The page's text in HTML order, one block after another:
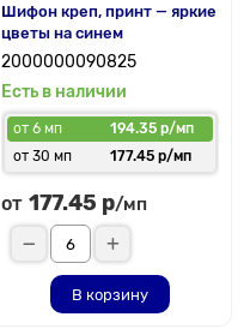
Шифон креп, принт — яркие
цветы на синем
2000000090825
Есть в наличии
от 6 мп
194.35 р/мп
от 30 мп
177.45 р/мп
от 177.45 р/мп
В корзину